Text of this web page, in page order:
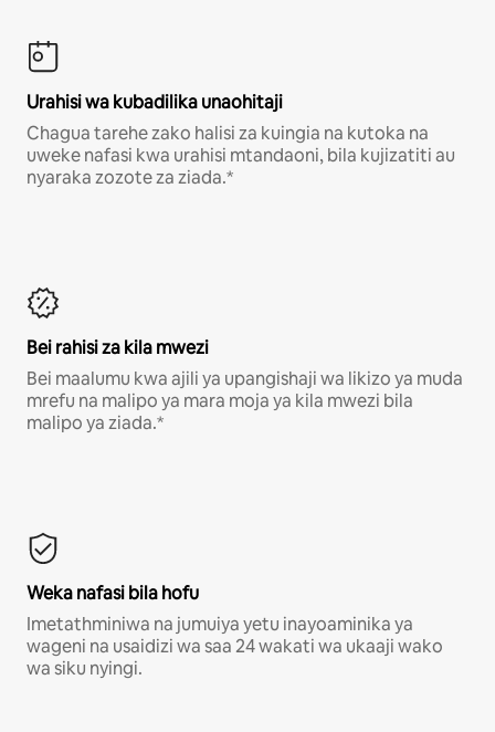
Urahisi wa kubadilika unaohitaji
Chagua tarehe zako halisi za kuingia na kutoka na
uweke nafasi kwa urahisi mtandaoni, bila kujizatiti au
nyaraka zozote za ziada.*
Bei rahisi za kila mwezi
Bei maalumu kwa ajili ya upangishaji wa likizo ya muda
mrefu na malipo ya mara moja ya kila mwezi bila
malipo ya ziada.*
Weka nafasi bila hofu
Imetathminiwa na jumuiya yetu inayoaminika ya
wageni na usaidizi wa saa 24 wakati wa ukaaji wako
wa siku nyingi.